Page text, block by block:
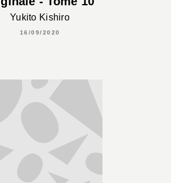
Yukito Kishiro
16/09/2020